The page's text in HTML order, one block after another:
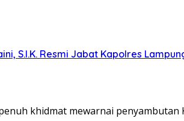
S.I.K. Resmi Jabat Kapolres
khidmat mewarnai